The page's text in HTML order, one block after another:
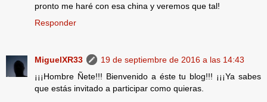
pronto me haré con esa china y veremos que tal!
Responder
MiguelXR33
19 de septiembre de 2016 a las 14:43
¡¡¡Hombre Ñete!!! Bienvenido a éste tu blog!!! ¡¡¡Ya sabes
que estás invitado a participar como quieras.